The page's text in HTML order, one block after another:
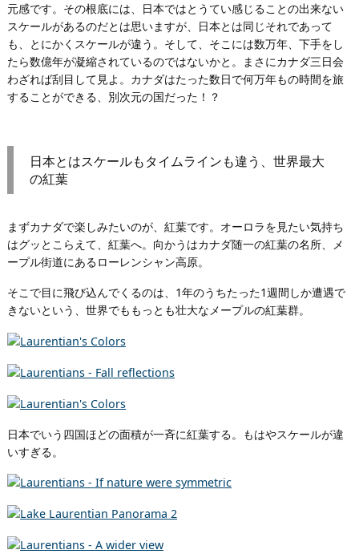
元感です。その根底には、日本ではとうてい感じることの出来ない
スケールがあるのだとは思いますが、日本とは同じそれであって
も、とにかくスケールが違う。そして、そこには数万年、下手をし
たら数億年が凝縮されているのではないかと。まさにカナダ三日会
わざれば刮目して見よ。カナダはたった数日で何万年もの時間を旅
することができる、別次元の国だった！？
日本とはスケールもタイムラインも違う、世界最大
の紅葉
まずカナダで楽しみたいのが、紅葉です。オーロラを見たい気持ち
はグッとこらえて、紅葉へ。向かうはカナダ随一の紅葉の名所、メ
ープル街道にあるローレンシャン高原。
そこで目に飛び込んでくるのは、1年のうちたった1週間しか遭遇で
きないという、世界でももっとも壮大なメープルの紅葉群。
日本でいう四国ほどの面積が一斉に紅葉する。もはやスケールが違
いすぎる。